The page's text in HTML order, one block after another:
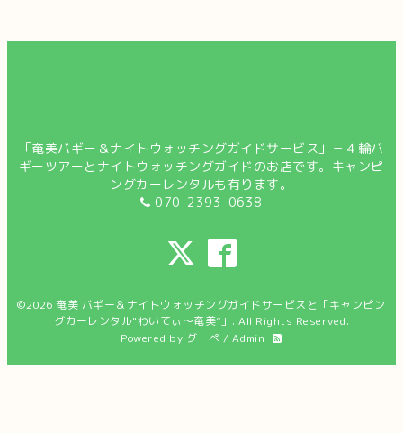
「奄美バギー＆ナイトウォッチングガイドサービス」－４輪バ
ギーツアーとナイトウォッチングガイドのお店です。キャンピ
ングカーレンタルも有ります。
070-2393-0638
©2026 奄美 バギー＆ナイトウォッチングガイドサービスと「キャンピン
グカーレンタル"わいてぃ～奄美”」 . All Rights Reserved.
Powered by グーペ / Admin